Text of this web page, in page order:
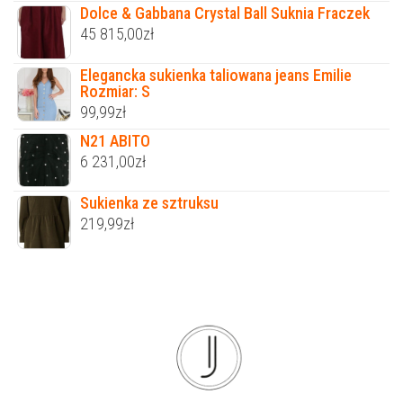
Dolce & Gabbana Crystal Ball Suknia Fraczek
45 815,00zł
Elegancka sukienka taliowana jeans Emilie
Rozmiar: S
99,99zł
N21 ABITO
6 231,00zł
Sukienka ze sztruksu
219,99zł